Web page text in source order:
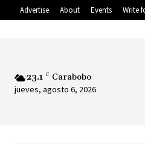
Advertise About Events Write
23.1 C Carabobo
jueves, agosto 6, 2026